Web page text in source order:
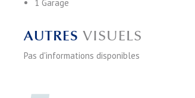
1 Garage
AUTRES VISUELS
Pas d'informations disponibles